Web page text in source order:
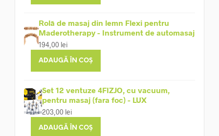
Rolă de masaj din lemn Flexi pentru
Maderotherapy - Instrument de automasaj
194,00 lei
ADAUGĂ ÎN COȘ
Set 12 ventuze 4FIZJO, cu vacuum,
pentru masaj (fara foc) - LUX
203,00 lei
ADAUGĂ ÎN COȘ